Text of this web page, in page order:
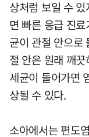
상처럼 보일 수
면 빠른 응급 진
균이 관절 안으로
절 안은 원래 깨
세균이 들어가면
상될 수 있다.
소아에서는 편도